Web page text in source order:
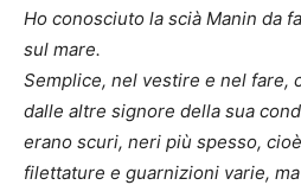
Ho conosciuto la scià Manin da
sul mare.
Semplice, nel vestire e nel fare,
dalle altre signore della sua
erano scuri, neri più spesso,
filettature e guarnizioni varie,